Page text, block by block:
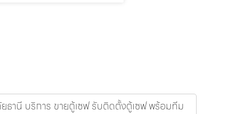
ธานี บริการ ขายตู้เซฟ รับติดตั้งตู้เซฟ พร้อมทีม